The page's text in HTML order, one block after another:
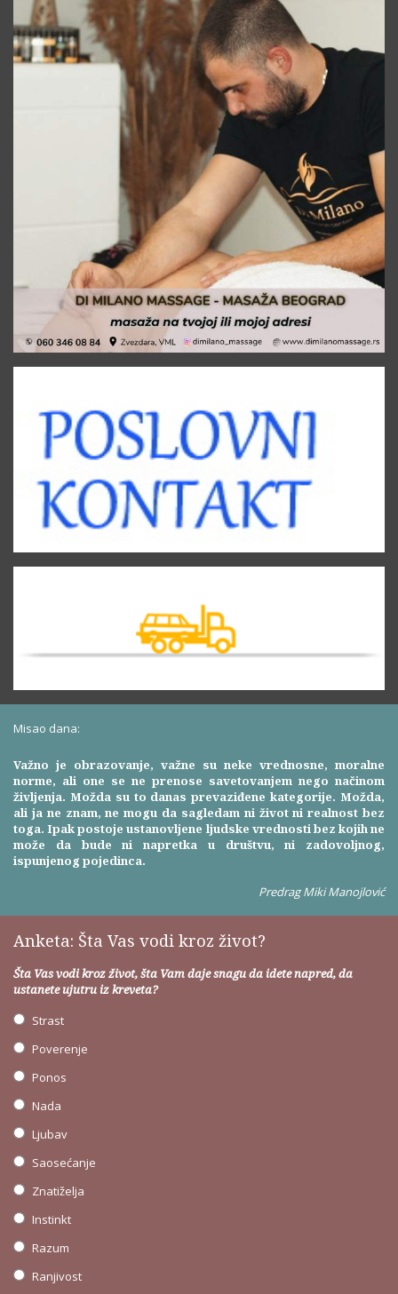
Misao dana:
Važno je obrazovanje, važne su neke vrednosne, moralne
norme, ali one se ne prenose savetovanjem nego načinom
življenja. Možda su to danas prevaziđene kategorije. Možda,
ali ja ne znam, ne mogu da sagledam ni život ni realnost bez
toga. Ipak postoje ustanovljene ljudske vrednosti bez kojih ne
može da bude ni napretka u društvu, ni zadovoljnog,
ispunjenog pojedinca.
Predrag Miki Manojlović
Anketa: Šta Vas vodi kroz život?
Šta Vas vodi kroz život, šta Vam daje snagu da idete napred, da
ustanete ujutru iz kreveta?
Strast
Poverenje
Ponos
Nada
Ljubav
Saosećanje
Znatiželja
Instinkt
Razum
Ranjivost